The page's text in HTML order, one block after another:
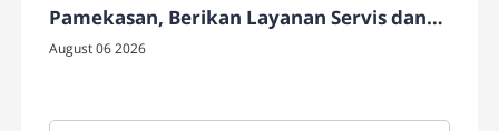
Pamekasan, Berikan Layanan Servis dan
Cek Motor Gratis
August 06 2026